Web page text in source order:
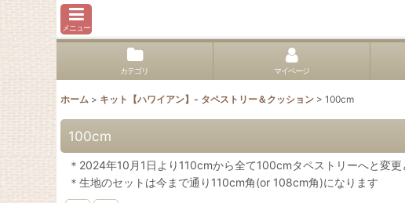
メニュー
カテゴリ マイページ
ホーム > キット【ハワイアン】- タペストリー＆クッション > 100cm
100cm
＊2024年10月1日より110cmから全て100cmタペストリーへと変更
＊生地のセットは今まで通り110cm角(or 108cm角)になります